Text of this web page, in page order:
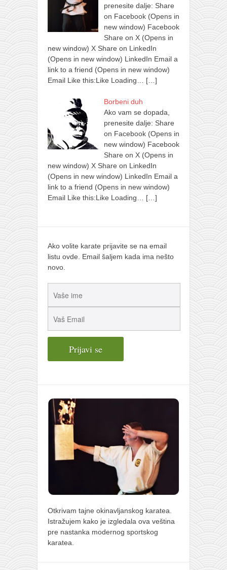
prenesite dalje: Share
on Facebook (Opens in
new window) Facebook
Share on X (Opens in
new window) X Share on LinkedIn
(Opens in new window) LinkedIn Email a
link to a friend (Opens in new window)
Email Like this:Like Loading…
[…]
Borbeni duh
Ako vam se dopada,
prenesite dalje: Share
on Facebook (Opens in
new window) Facebook
Share on X (Opens in
new window) X Share on LinkedIn
(Opens in new window) LinkedIn Email a
link to a friend (Opens in new window)
Email Like this:Like Loading…
[…]
Ako volite karate prijavite se na email
listu ovde. Email šaljem kada ima nešto
novo.
Otkrivam tajne okinavljanskog karatea.
Istražujem kako je izgledala ova veština
pre nastanka modernog sportskog
karatea.